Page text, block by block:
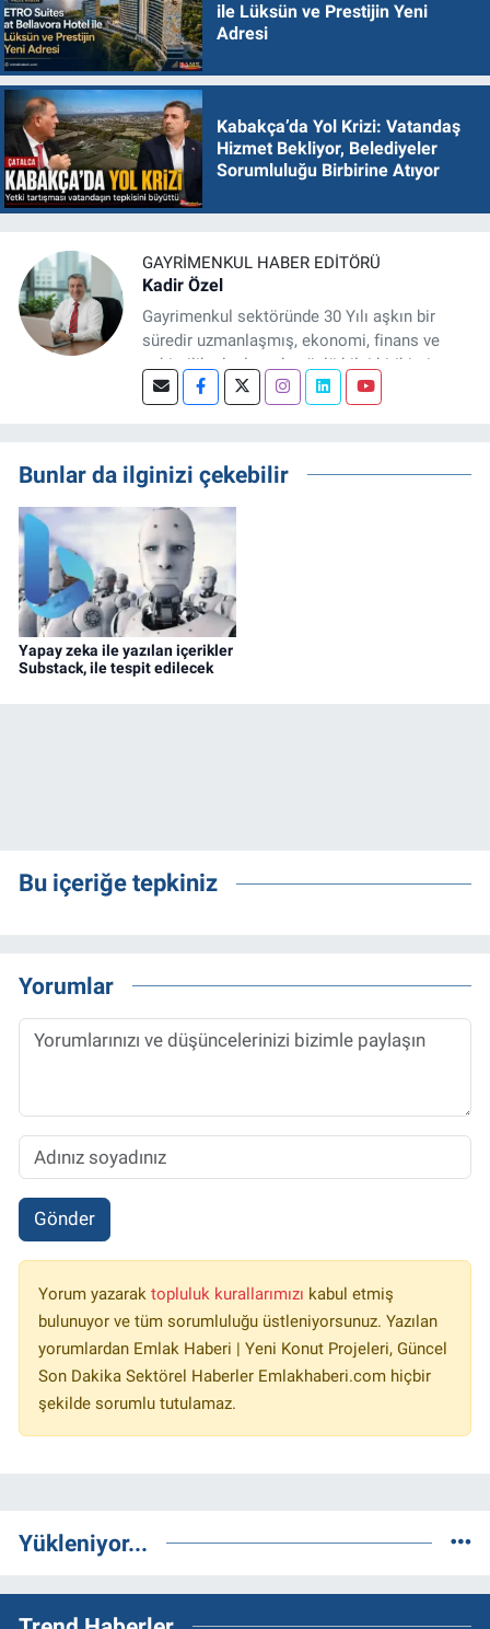
ile Lüksün ve Prestijin Yeni
Adresi
Kabakça’da Yol Krizi: Vatandaş
Hizmet Bekliyor, Belediyeler
Sorumluluğu Birbirine Atıyor
GAYRIMENKUL HABER EDITÖRÜ
Kadir Özel
Gayrimenkul sektöründe 30 Yılı aşkın bir
süredir uzmanlaşmış, ekonomi, finans ve
şehircilik alanlarında güçlü bilgi birikimine
sahip, dijital medya odaklı deneyimli bir
projeleri üzerine haber, analiz ve özel
dosyalar hazırlama konusunda yetkinim.
Bunlar da ilginizi çekebilir
Yapay zeka ile yazılan içerikler
Substack, ile tespit edilecek
Bu içeriğe tepkiniz
Yorumlar
Gönder
Yorum yazarak topluluk kurallarımızı kabul etmiş
bulunuyor ve tüm sorumluluğu üstleniyorsunuz. Yazılan
yorumlardan Emlak Haberi | Yeni Konut Projeleri, Güncel
Son Dakika Sektörel Haberler Emlakhaberi.com hiçbir
şekilde sorumlu tutulamaz.
Yükleniyor...